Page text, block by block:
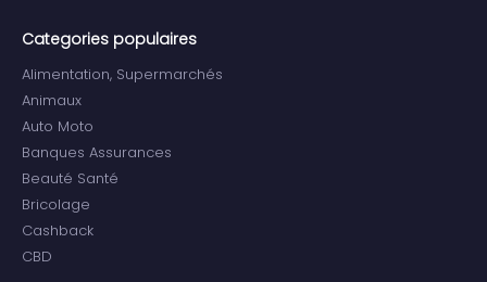
Categories populaires
Alimentation, Supermarchés
Animaux
Auto Moto
Banques Assurances
Beauté Santé
Bricolage
Cashback
CBD